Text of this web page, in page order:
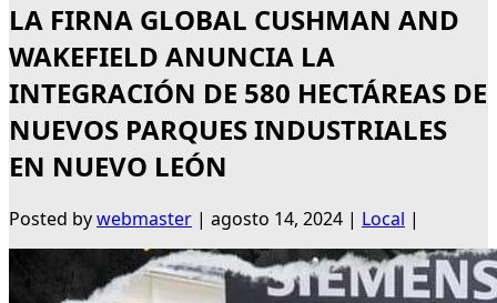
LA FIRNA GLOBAL CUSHMAN AND
WAKEFIELD ANUNCIA LA
INTEGRACIÓN DE 580 HECTÁREAS DE
NUEVOS PARQUES INDUSTRIALES
EN NUEVO LEÓN
Posted bywebmaster | agosto 14, 2024 | Local |